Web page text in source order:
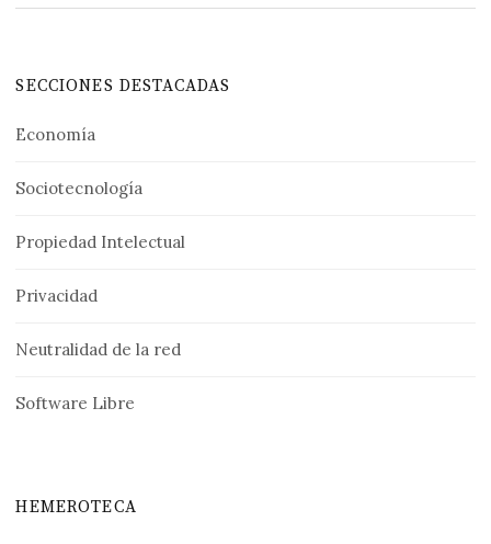
SECCIONES DESTACADAS
Economía
Sociotecnología
Propiedad Intelectual
Privacidad
Neutralidad de la red
Software Libre
HEMEROTECA